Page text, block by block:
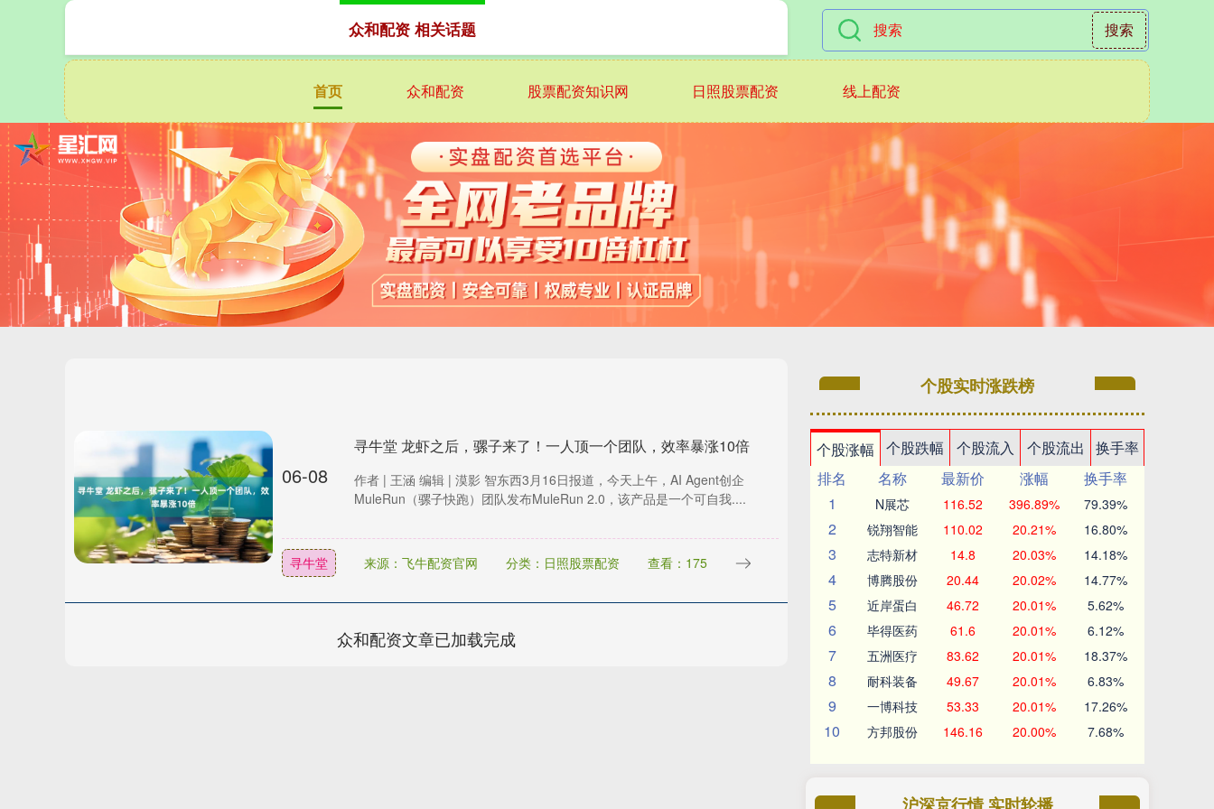
搜索
首页 众和配资 股票配资知识网 日照股票配资 线上配资
众和配资 相关话题
06-08
寻牛堂 龙虾之后，骡子来了！一人顶一个团队，效率暴涨10倍
作者 | 王涵 编辑 | 漠影 智东西3月16日报道，今天上午，AI Agent创企
MuleRun（骡子快跑）团队发布MuleRun 2.0，该产品是一个可自我....
寻牛堂 来源：飞牛配资官网 分类：日照股票配资 查看：175
众和配资文章已加载完成
个股实时涨跌榜
个股涨幅 个股跌幅 个股流入 个股流出
换手率
排名
名称 最新价 涨幅
换手率
1
N展芯 116.52 396.89% 79.39%
2 锐翔智能 110.02 20.21% 16.80%
3 志特新材 14.8 20.03% 14.18%
4 博腾股份 20.44 20.02% 14.77%
5 近岸蛋白 46.72 20.01% 5.62%
6 毕得医药 61.6 20.01% 6.12%
7 五洲医疗 83.62 20.01% 18.37%
8 耐科装备 49.67 20.01% 6.83%
9 一博科技 53.33 20.01% 17.26%
10 方邦股份 146.16 20.00% 7.68%